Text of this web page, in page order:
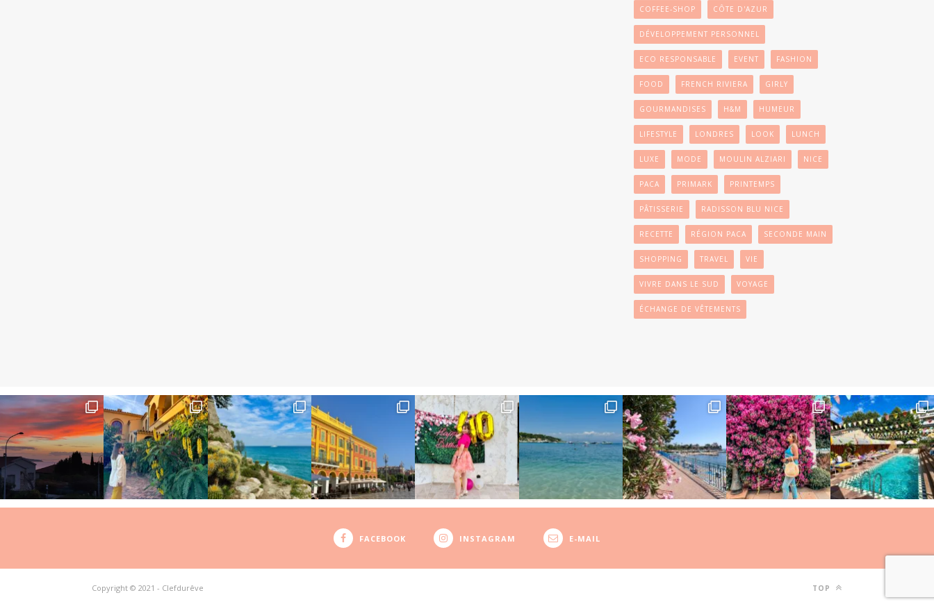
COFFEE-SHOP CÔTE D'AZUR
DÉVELOPPEMENT PERSONNEL
ECO RESPONSABLE EVENT FASHION
FOOD FRENCH RIVIERA GIRLY
GOURMANDISES H&M HUMEUR
LIFESTYLE LONDRES LOOK LUNCH
LUXE MODE MOULIN ALZIARI NICE
PACA PRIMARK PRINTEMPS
PÂTISSERIE RADISSON BLU NICE
RECETTE RÉGION PACA SECONDE MAIN
SHOPPING TRAVEL VIE
VIVRE DANS LE SUD VOYAGE
ÉCHANGE DE VÊTEMENTS
FACEBOOK INSTAGRAM E-MAIL
Copyright © 2021 - Clefdurêve TOP